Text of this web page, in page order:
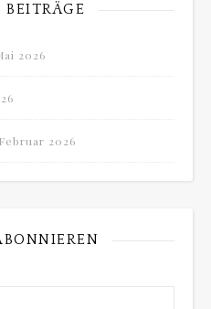
BEITRÄGE
2026
2026